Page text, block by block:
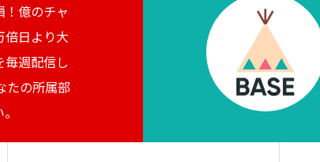
！億のチャ
倍日より大
毎週配信し
たの所属部